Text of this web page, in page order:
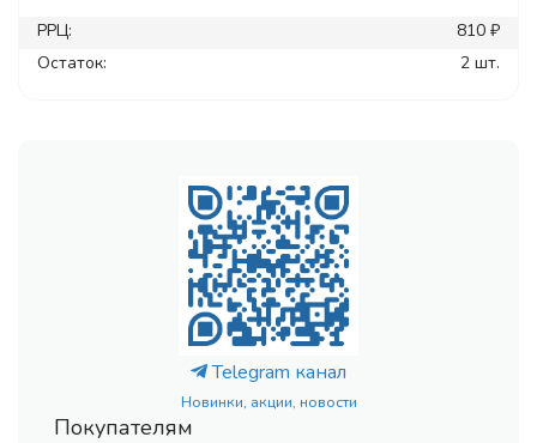
РРЦ:
810 ₽
Остаток:
2 шт.
Telegram канал
Новинки, акции, новости
Покупателям